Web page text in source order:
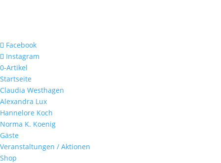
Facebook
Instagram
0-Artikel
Startseite
Claudia Westhagen
Alexandra Lux
Hannelore Koch
Norma K. Koenig
Gäste
Veranstaltungen / Aktionen
Shop